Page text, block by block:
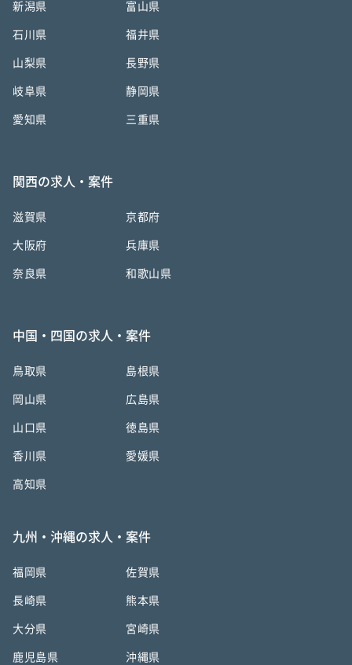
新潟県 富山県
石川県 福井県
山梨県 長野県
岐阜県 静岡県
愛知県 三重県
関西の求人・案件
滋賀県 京都府
大阪府 兵庫県
奈良県 和歌山県
中国・四国の求人・案件
鳥取県 島根県
岡山県 広島県
山口県 徳島県
香川県 愛媛県
高知県
九州・沖縄の求人・案件
福岡県 佐賀県
長崎県 熊本県
大分県 宮崎県
鹿児島県 沖縄県